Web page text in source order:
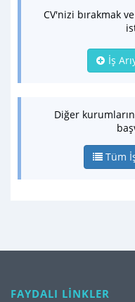
CV'nizi bırakmak
İş
Diğer
Tüm
FAYDALI LİNKLER